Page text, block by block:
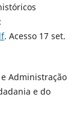
. Acesso 17 set.
Administração
e do